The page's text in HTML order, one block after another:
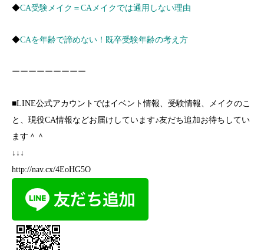
◆CA受験メイク＝CAメイクでは通用しない理由
◆CAを年齢で諦めない！既卒受験年齢の考え方
ーーーーーーーーー
■LINE公式アカウントではイベント情報、受験情報、メイクのこ
と、現役CA情報などお届けしています♪友だち追加お待ちしてい
ます＾＾
↓↓↓
http://nav.cx/4EoHG5O